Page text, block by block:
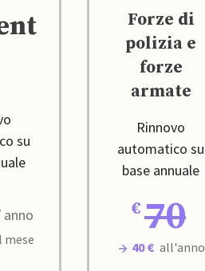
su
anno
mese
Forze di
polizia e
forze
armate
Rinnovo
automatico su
base annuale
70
40 € all'anno